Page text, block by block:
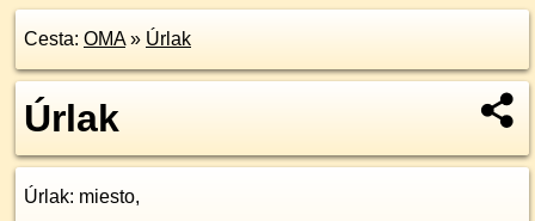
Cesta: OMA» Úrlak
Úrlak
Úrlak: miesto,